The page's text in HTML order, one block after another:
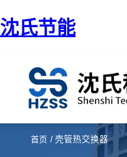
沈氏节能
首页 / 壳管热交换器